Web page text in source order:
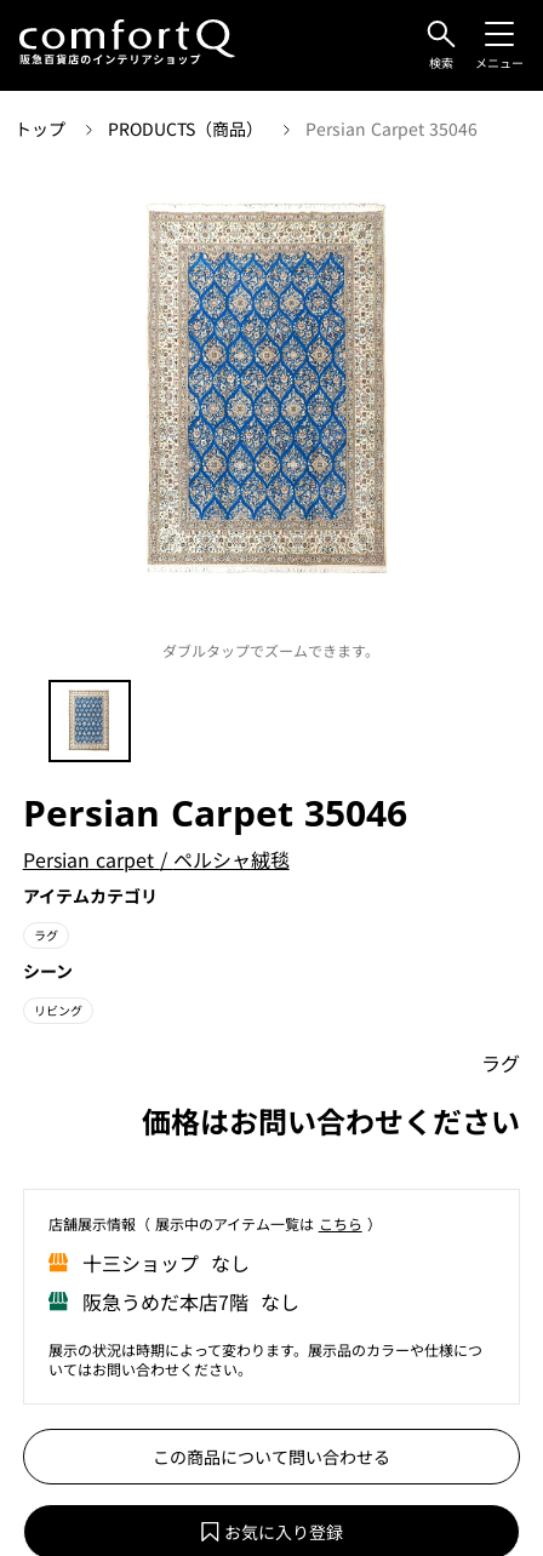
検索 メニュー
トップ PRODUCTS（商品） Persian Carpet 35046
ダブルタップでズームできます。
Persian Carpet 35046
Persian carpet / ペルシャ絨毯
アイテムカテゴリ
ラグ
シーン
リビング
ラグ
価格はお問い合わせください
店舗展⽰情報（ 展⽰中のアイテム⼀覧は こちら ）
⼗三ショップ なし
阪急うめだ本店7階 なし
展示の状況は時期によって変わります。展示品のカラーや仕様につ
いてはお問い合わせください。
この商品について問い合わせる
お気に入り登録